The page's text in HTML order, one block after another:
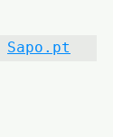
Sapo.pt